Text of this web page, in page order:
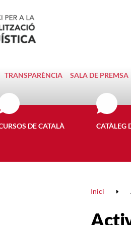
TRANSPARÈNCIA SALA DE PREMSA
DE CATALÀ CATÀLEG
Inici